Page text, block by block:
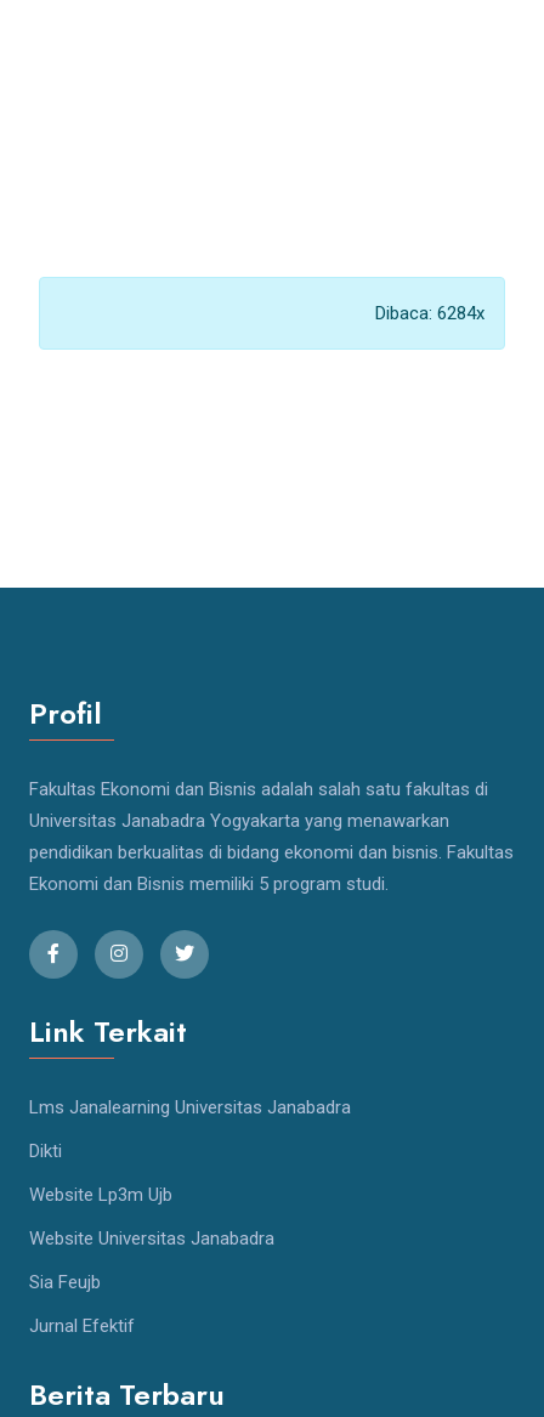
Dibaca: 6284x
Profil
Fakultas Ekonomi dan Bisnis adalah salah satu fakultas di
Universitas Janabadra Yogyakarta yang menawarkan
pendidikan berkualitas di bidang ekonomi dan bisnis. Fakultas
Ekonomi dan Bisnis memiliki 5 program studi.
Link Terkait
Lms Janalearning Universitas Janabadra
Dikti
Website Lp3m Ujb
Website Universitas Janabadra
Sia Feujb
Jurnal Efektif
Berita Terbaru